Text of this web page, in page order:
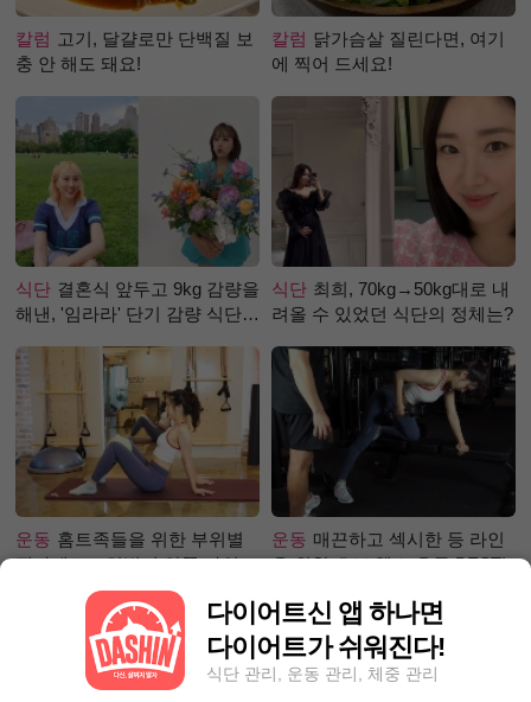
칼럼 고기, 달걀로만 단백질 보
충 안 해도 돼요!
칼럼 닭가슴살 질린다면, 여기
에 찍어 드세요!
식단 결혼식 앞두고 9kg 감량을
해낸, '임라라' 단기 감량 식단
식단 최희, 70kg→50kg대로 내
려올 수 있었던 식단의 정체는?
운동 홈트족들을 위한 부위별
필라테스 – 허벅지 안쪽 라인
운동 매끈하고 섹시한 등 라인
을 위한 초보 헬스 운동 BEST!
다이어트신 앱 하나면
다이어트가 쉬워진다!
식단 관리, 운동 관리, 체중 관리